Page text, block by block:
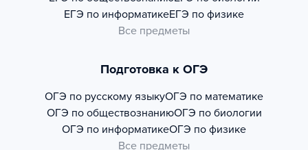
ЕГЭ по информатикеЕГЭ по физике
Все предметы
Подготовка к ОГЭ
ОГЭ по русскому языкуОГЭ по математике
ОГЭ по обществознаниюОГЭ по биологии
ОГЭ по информатикеОГЭ по физике
Все предметы